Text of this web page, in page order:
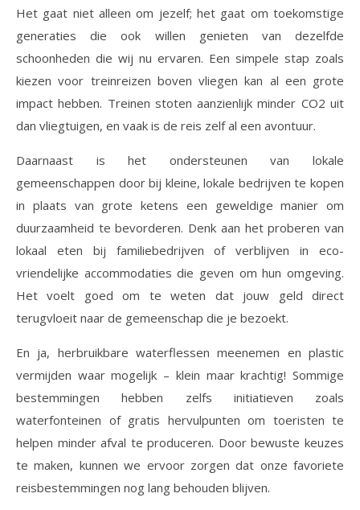
Het gaat niet alleen om jezelf; het gaat om toekomstige
generaties die ook willen genieten van dezelfde
schoonheden die wij nu ervaren. Een simpele stap zoals
kiezen voor treinreizen boven vliegen kan al een grote
impact hebben. Treinen stoten aanzienlijk minder CO2 uit
dan vliegtuigen, en vaak is de reis zelf al een avontuur.
Daarnaast is het ondersteunen van lokale
gemeenschappen door bij kleine, lokale bedrijven te kopen
in plaats van grote ketens een geweldige manier om
duurzaamheid te bevorderen. Denk aan het proberen van
lokaal eten bij familiebedrijven of verblijven in eco-
vriendelijke accommodaties die geven om hun omgeving.
Het voelt goed om te weten dat jouw geld direct
terugvloeit naar de gemeenschap die je bezoekt.
En ja, herbruikbare waterflessen meenemen en plastic
vermijden waar mogelijk – klein maar krachtig! Sommige
bestemmingen hebben zelfs initiatieven zoals
waterfonteinen of gratis hervulpunten om toeristen te
helpen minder afval te produceren. Door bewuste keuzes
te maken, kunnen we ervoor zorgen dat onze favoriete
reisbestemmingen nog lang behouden blijven.